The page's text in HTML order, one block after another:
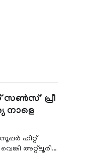
സൺസ്' പ്രീ
നാളെ
ഹിറ്റ്
അറ്റ്ലൂരി